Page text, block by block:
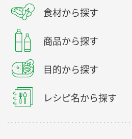
食材から探す
商品から探す
目的から探す
レシピ名から探す